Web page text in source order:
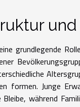
grundlegende
formen. Junge
während